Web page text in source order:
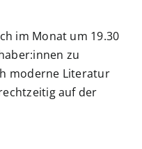
im Monat um 19.30
zu
moderne Literatur
auf der